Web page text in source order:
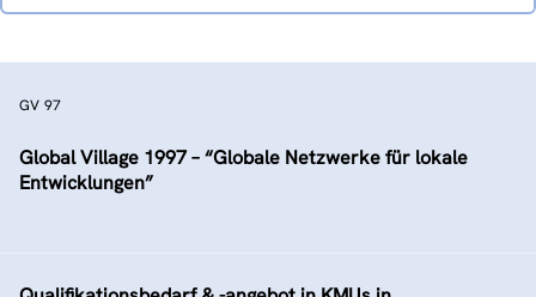
GV 97
Global Village 1997 – “Globale Netzwerke für lokale
Entwicklungen”